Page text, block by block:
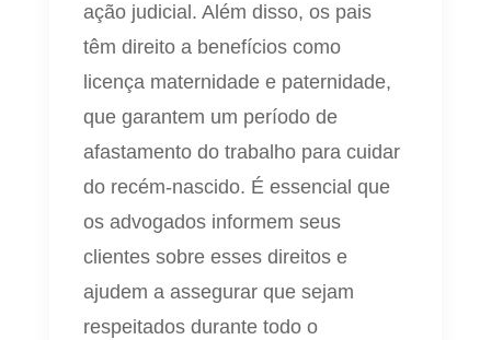
ação judicial. Além disso, os pais
têm direito a benefícios como
licença maternidade e paternidade,
que garantem um período de
afastamento do trabalho para cuidar
do recém-nascido. É essencial que
os advogados informem seus
clientes sobre esses direitos e
ajudem a assegurar que sejam
respeitados durante todo o